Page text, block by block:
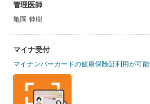
管理医師
亀岡 伸樹
マイナ受付
マイナンバーカードの健康保険証利用が可能